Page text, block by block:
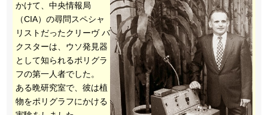
かけて、中央情報局
（CIA）の尋問スペシャ
リストだったクリーヴ バ
クスターは、ウソ発見器
として知られるポリグラ
フの第一人者でした。
ある晩研究室で、彼は植
物をポリグラフにかける